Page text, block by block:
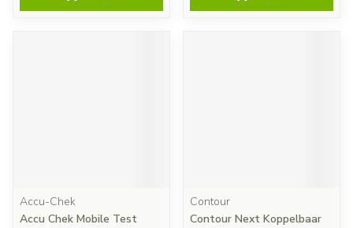
Accu-Chek
Accu Chek Mobile Test
Contour
Contour Next Koppelbaar